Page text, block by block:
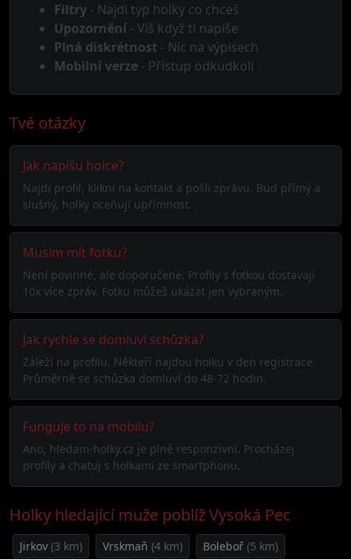
Filtry - Najdi typ holky co chceš
Upozornění - Víš když ti napíše
Plná diskrétnost - Nic na výpisech
Mobilní verze - Přístup odkudkoli
Tvé otázky
Jak napíšu holce?
Najdi profil, klikni na kontakt a pošli zprávu. Buď přímý a
slušný, holky oceňují upřímnost.
Musím mít fotku?
Není povinné, ale doporučené. Profily s fotkou dostávají
10x více zpráv. Fotku můžeš ukázat jen vybraným.
Jak rychle se domluví schůzka?
Záleží na profilu. Někteří najdou holku v den registrace.
Průměrně se schůzka domluví do 48-72 hodin.
Funguje to na mobilu?
Ano, hledam-holky.cz je plně responzivní. Procházej
profily a chatuj s holkami ze smartphonu.
Holky hledající muže poblíž Vysoká Pec
Jirkov (3 km) Vrskmaň (4 km) Boleboř (5 km)